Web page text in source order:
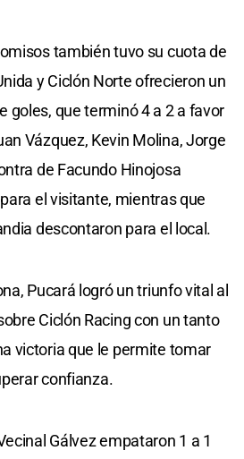
también tuvo su cuota de
y Ciclón Norte ofrecieron un
goles, que terminó 4 a 2 a favor
Vázquez, Kevin Molina, Jorge
de Facundo Hinojosa
el visitante, mientras que
descontaron para el local.
Pucará logró un triunfo vital al
Ciclón Racing con un tanto
victoria que le permite tomar
confianza.
Gálvez empataron 1 a 1